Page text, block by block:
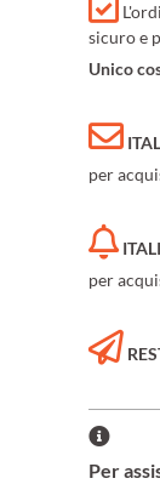
sicuro e
Unico
per
per
Per